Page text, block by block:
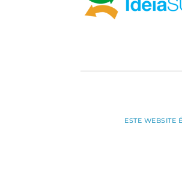
ESTE WEBSITE